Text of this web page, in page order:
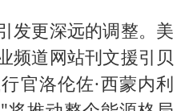
发更深远的调整。美
频道网站刊文援引贝
官洛伦佐·西蒙内利